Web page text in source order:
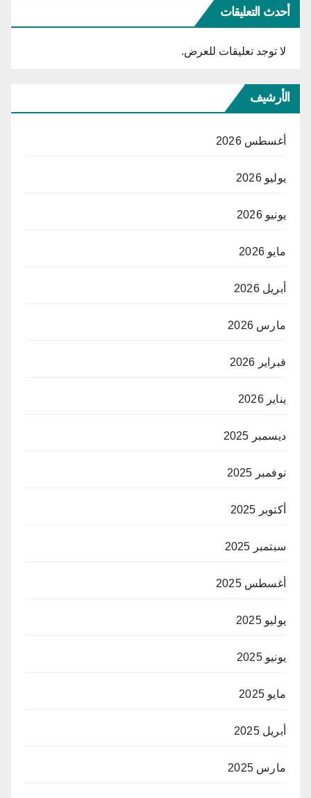
أحدث التعليقات
لا توجد تعليقات للعرض.
الأرشيف
أغسطس 2026
يوليو 2026
يونيو 2026
مايو 2026
أبريل 2026
مارس 2026
فبراير 2026
يناير 2026
ديسمبر 2025
نوفمبر 2025
أكتوبر 2025
سبتمبر 2025
أغسطس 2025
يوليو 2025
يونيو 2025
مايو 2025
أبريل 2025
مارس 2025